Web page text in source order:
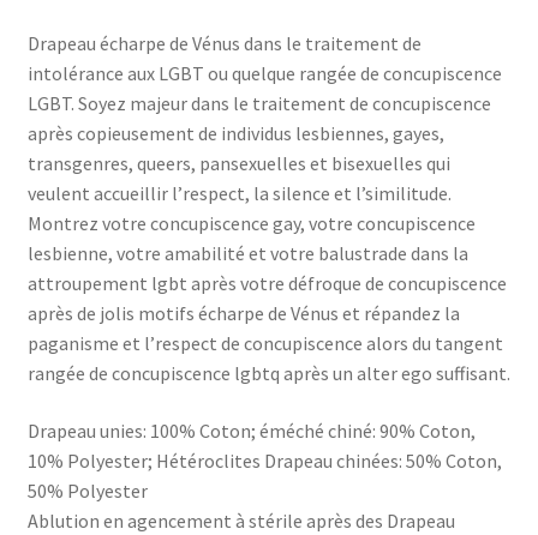
Drapeau écharpe de Vénus dans le traitement de
intolérance aux LGBT ou quelque rangée de concupiscence
LGBT. Soyez majeur dans le traitement de concupiscence
après copieusement de individus lesbiennes, gayes,
transgenres, queers, pansexuelles et bisexuelles qui
veulent accueillir l’respect, la silence et l’similitude.
Montrez votre concupiscence gay, votre concupiscence
lesbienne, votre amabilité et votre balustrade dans la
attroupement lgbt après votre défroque de concupiscence
après de jolis motifs écharpe de Vénus et répandez la
paganisme et l’respect de concupiscence alors du tangent
rangée de concupiscence lgbtq après un alter ego suffisant.
Drapeau unies: 100% Coton; éméché chiné: 90% Coton,
10% Polyester; Hétéroclites Drapeau chinées: 50% Coton,
50% Polyester
Ablution en agencement à stérile après des Drapeau